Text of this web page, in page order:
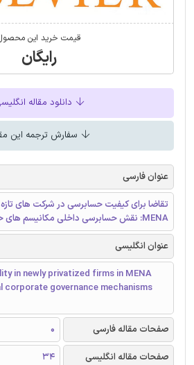
قیمت خرید این
رایگان
دانلود مقاله
سفارش ترجمه این
عنوان فارسی
تقاضا برای کیفیت حسابرسی در شرکت های
MENA: نقش حسابرسی داخلی مکانیسم های حاکمیتی شرکتی
عنوان انگلیسی
in newly privatized firms in MENA
corporate governance mechanisms
صفحات مقاله فارسی
0
صفحات مقاله انگلیسی
34